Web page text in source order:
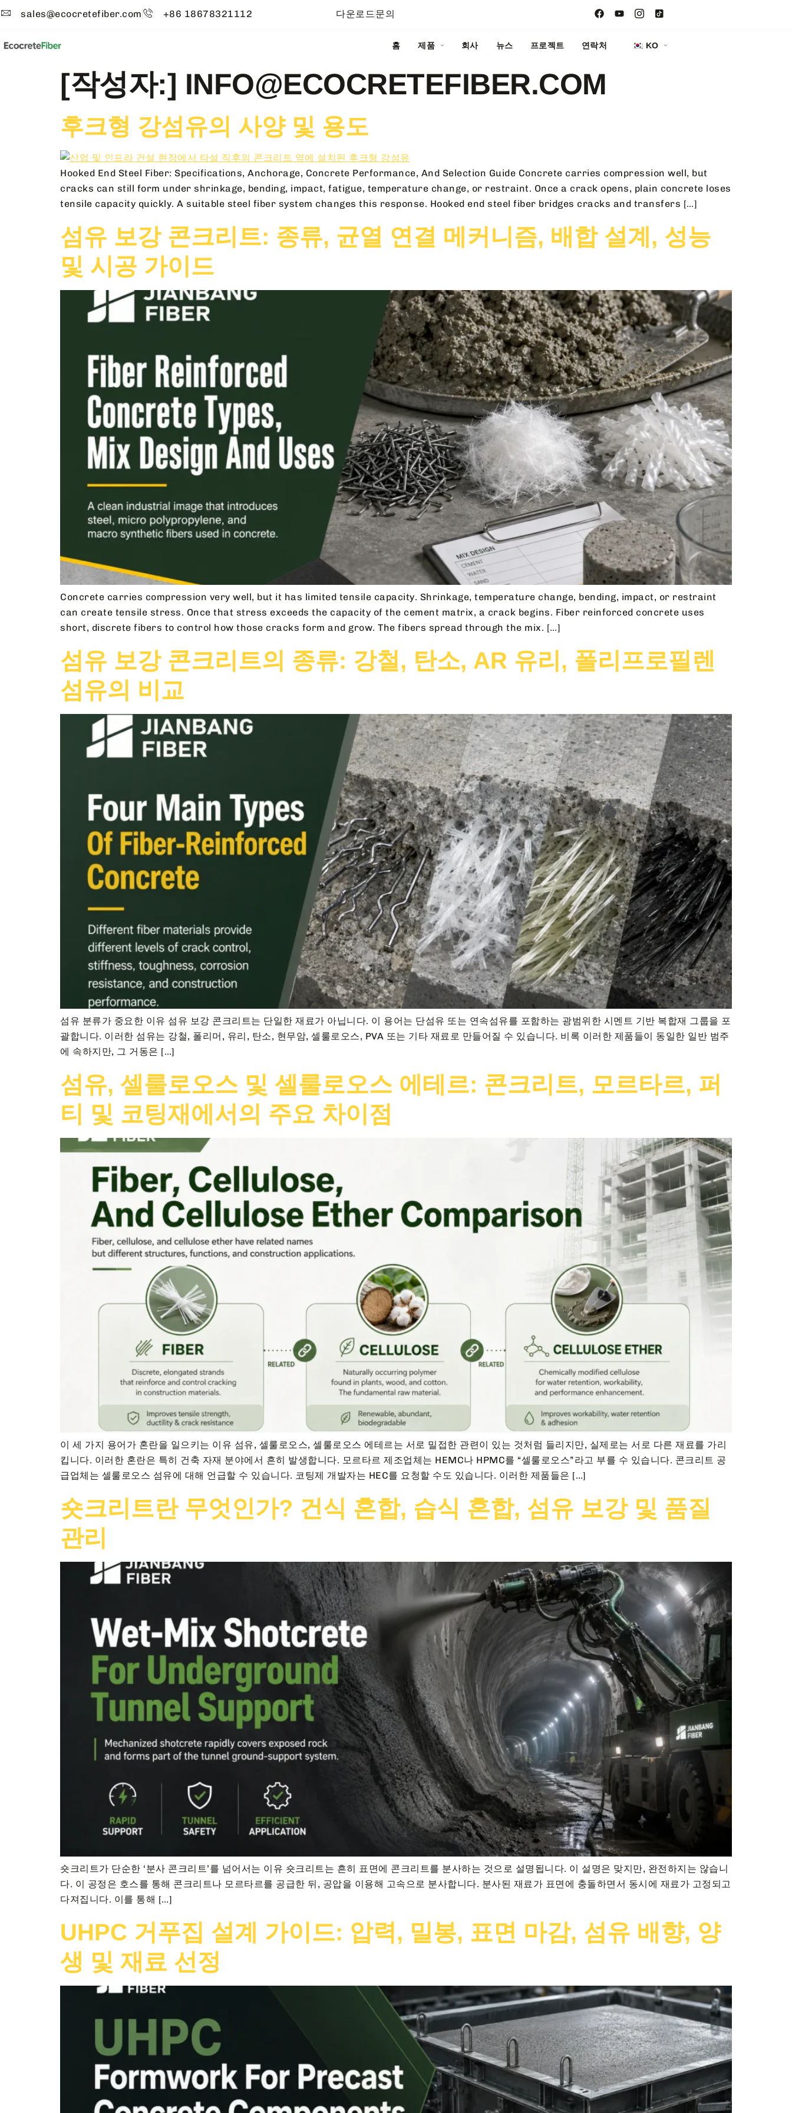
sales@ecocretefiber.com +86 18678321112 다운로드문의
홈 제품 회사 뉴스 프로젝트 연락처 KO
[작성자:] INFO@ECOCRETEFIBER.COM
후크형 강섬유의 사양 및 용도
Hooked End Steel Fiber: Specifications, Anchorage, Concrete Performance, And Selection Guide Concrete carries compression well, but
cracks can still form under shrinkage, bending, impact, fatigue, temperature change, or restraint. Once a crack opens, plain concrete loses
tensile capacity quickly. A suitable steel fiber system changes this response. Hooked end steel fiber bridges cracks and transfers […]
섬유 보강 콘크리트: 종류, 균열 연결 메커니즘, 배합 설계, 성능
및 시공 가이드
Concrete carries compression very well, but it has limited tensile capacity. Shrinkage, temperature change, bending, impact, or restraint
can create tensile stress. Once that stress exceeds the capacity of the cement matrix, a crack begins. Fiber reinforced concrete uses
short, discrete fibers to control how those cracks form and grow. The fibers spread through the mix. […]
섬유 보강 콘크리트의 종류: 강철, 탄소, AR 유리, 폴리프로필렌
섬유의 비교
섬유 분류가 중요한 이유 섬유 보강 콘크리트는 단일한 재료가 아닙니다. 이 용어는 단섬유 또는 연속섬유를 포함하는 광범위한 시멘트 기반 복합재 그룹을 포
괄합니다. 이러한 섬유는 강철, 폴리머, 유리, 탄소, 현무암, 셀룰로오스, PVA 또는 기타 재료로 만들어질 수 있습니다. 비록 이러한 제품들이 동일한 일반 범주
에 속하지만, 그 거동은 […]
섬유, 셀룰로오스 및 셀룰로오스 에테르: 콘크리트, 모르타르, 퍼
티 및 코팅재에서의 주요 차이점
이 세 가지 용어가 혼란을 일으키는 이유 섬유, 셀룰로오스, 셀룰로오스 에테르는 서로 밀접한 관련이 있는 것처럼 들리지만, 실제로는 서로 다른 재료를 가리
킵니다. 이러한 혼란은 특히 건축 자재 분야에서 흔히 발생합니다. 모르타르 제조업체는 HEMC나 HPMC를 “셀룰로오스”라고 부를 수 있습니다. 콘크리트 공
급업체는 셀룰로오스 섬유에 대해 언급할 수 있습니다. 코팅제 개발자는 HEC를 요청할 수도 있습니다. 이러한 제품들은 […]
숏크리트란 무엇인가? 건식 혼합, 습식 혼합, 섬유 보강 및 품질
관리
숏크리트가 단순한 ‘분사 콘크리트’를 넘어서는 이유 숏크리트는 흔히 표면에 콘크리트를 분사하는 것으로 설명됩니다. 이 설명은 맞지만, 완전하지는 않습니
다. 이 공정은 호스를 통해 콘크리트나 모르타르를 공급한 뒤, 공압을 이용해 고속으로 분사합니다. 분사된 재료가 표면에 충돌하면서 동시에 재료가 고정되고
다져집니다. 이를 통해 […]
UHPC 거푸집 설계 가이드: 압력, 밀봉, 표면 마감, 섬유 배향, 양
생 및 재료 선정